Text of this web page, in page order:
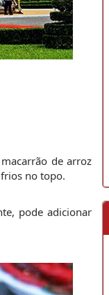
de arroz
no topo.
pode adicionar